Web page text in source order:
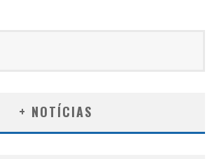
+ NOTÍCIAS